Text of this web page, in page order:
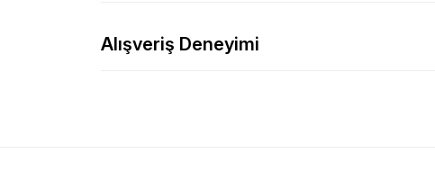
Alışveriş Deneyimi